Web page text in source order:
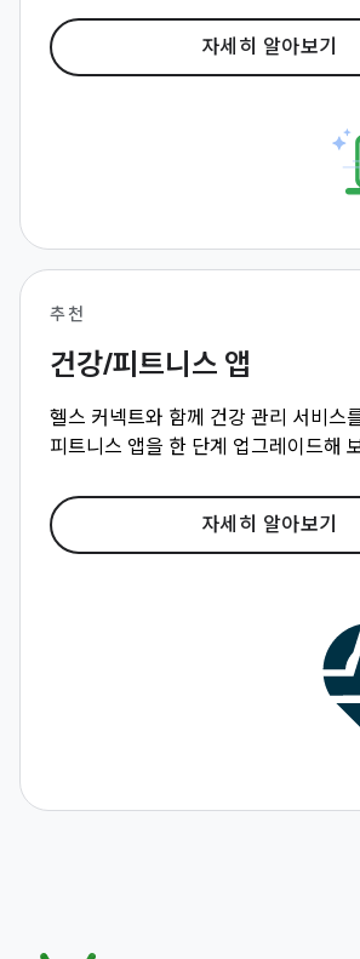
자세히 알아보기
추천
건강/피트니스 앱
헬스 커넥트와 함께 건강 관리 서비스
피트니스 앱을 한 단계 업그레이드해
자세히 알아보기